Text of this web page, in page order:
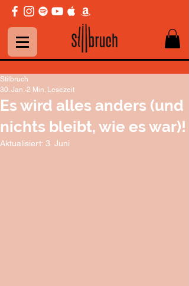
Es wird alles anders (und
nichts bleibt, wie es war)!
Stilbruch
30. Jan. 2 Min. Lesezeit
Aktualisiert: 3. Juni